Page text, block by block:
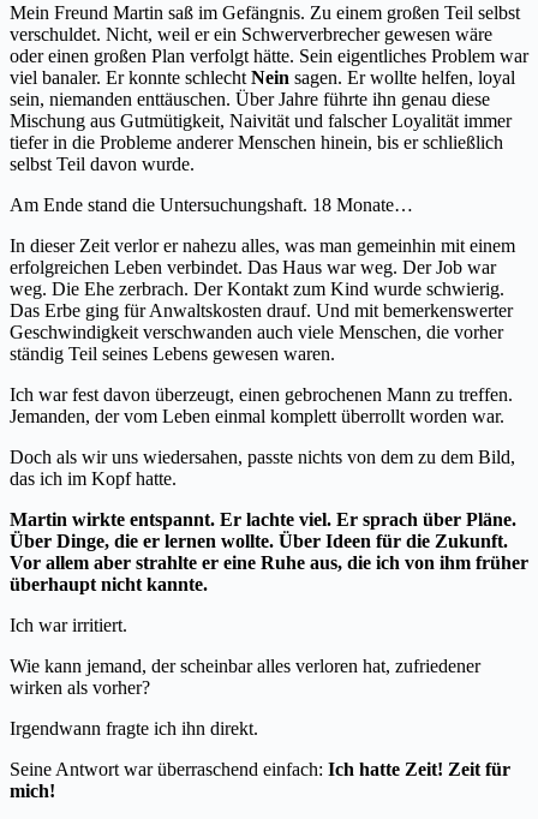
Mein Freund Martin saß im Gefängnis. Zu einem großen Teil selbst
verschuldet. Nicht, weil er ein Schwerverbrecher gewesen wäre
oder einen großen Plan verfolgt hätte. Sein eigentliches Problem war
viel banaler. Er konnte schlecht Nein sagen. Er wollte helfen, loyal
sein, niemanden enttäuschen. Über Jahre führte ihn genau diese
Mischung aus Gutmütigkeit, Naivität und falscher Loyalität immer
tiefer in die Probleme anderer Menschen hinein, bis er schließlich
selbst Teil davon wurde.
Am Ende stand die Untersuchungshaft. 18 Monate…
In dieser Zeit verlor er nahezu alles, was man gemeinhin mit einem
erfolgreichen Leben verbindet. Das Haus war weg. Der Job war
weg. Die Ehe zerbrach. Der Kontakt zum Kind wurde schwierig.
Das Erbe ging für Anwaltskosten drauf. Und mit bemerkenswerter
Geschwindigkeit verschwanden auch viele Menschen, die vorher
ständig Teil seines Lebens gewesen waren.
Ich war fest davon überzeugt, einen gebrochenen Mann zu treffen.
Jemanden, der vom Leben einmal komplett überrollt worden war.
Doch als wir uns wiedersahen, passte nichts von dem zu dem Bild,
das ich im Kopf hatte.
Martin wirkte entspannt. Er lachte viel. Er sprach über Pläne.
Über Dinge, die er lernen wollte. Über Ideen für die Zukunft.
Vor allem aber strahlte er eine Ruhe aus, die ich von ihm früher
überhaupt nicht kannte.
Ich war irritiert.
Wie kann jemand, der scheinbar alles verloren hat, zufriedener
wirken als vorher?
Irgendwann fragte ich ihn direkt.
Seine Antwort war überraschend einfach: Ich hatte Zeit! Zeit für
mich!